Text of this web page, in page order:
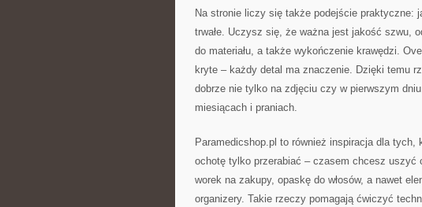
Na stronie liczy się także podejście praktyczne:
trwałe. Uczysz się, że ważna jest jakość szwu,
do materiału, a także wykończenie krawędzi.
kryte – każdy detal ma znaczenie. Dzięki temu
dobrze nie tylko na zdjęciu czy w pierwszym
miesiącach i praniach.
Paramedicshop.pl to również inspiracja dla tych,
ochotę tylko przerabiać – czasem chcesz uszyć
worek na zakupy, opaskę do włosów, a nawet
organizery. Takie rzeczy pomagają ćwiczyć